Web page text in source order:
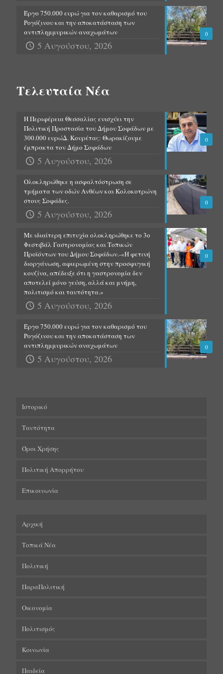
0
Έργο 750.000 ευρώ για τον καθαρισμό του
Ρογόζινου και την αποκατάσταση των
αντιπλημμυρικών αναχωμάτων
5 Αυγούστου, 2026
Τελευταία Νέα
0
Η Περιφέρεια Θεσσαλίας ενισχύει την
Πολιτική Προστασία του Δήμου Σοφάδων με
300.000 ευρώΔ. Κουρέτας: Θωρακίζουμε
έμπρακτα τον Δήμο Σοφάδων
5 Αυγούστου, 2026
0
Ολοκληρώθηκε η ασφαλτόστρωση σε
τμήματα των οδών Ανθέων και Κολοκοτρώνη
στους Σοφάδες.
5 Αυγούστου, 2026
0
Με ιδιαίτερη επιτυχία ολοκληρώθηκε το 3ο
Φεστιβάλ Γαστρονομίας και Τοπικών
Προϊόντων του Δήμου Σοφάδων.-«Η φετινή
διοργάνωση, αφιερωμένη στην προσφυγική
κουζίνα, απέδειξε ότι η γαστρονομία δεν
αποτελεί μόνο γεύση, αλλά και μνήμη,
πολιτισμό και ταυτότητα.»
5 Αυγούστου, 2026
0
Έργο 750.000 ευρώ για τον καθαρισμό του
Ρογόζινου και την αποκατάσταση των
αντιπλημμυρικών αναχωμάτων
5 Αυγούστου, 2026
Ιστορικό
Ταυτότητα
Όροι Χρήσης
Πολιτική Απορρήτου
Επικοινωνία
Αρχική
Τοπικά Νέα
Πολιτική
ΠαραΠολιτική
Οικονομία
Πολιτισμός
Κοινωνία
Παιδεία